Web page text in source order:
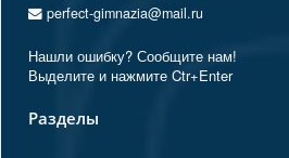
perfect-gimnazia@mail.ru
Нашли ошибку? Сообщите нам!
Выделите и нажмите Ctr+Enter
Разделы